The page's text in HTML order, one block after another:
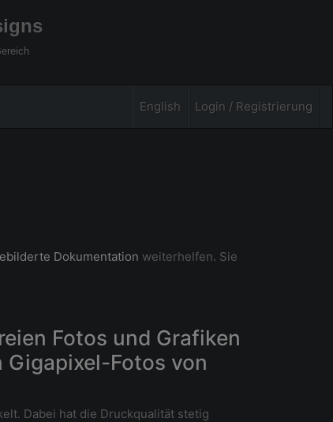
English Login / Registrierung
Dokumentation weiterhelfen. Sie
Fotos und Grafiken
Fotos von
Dabei hat die Druckqualität stetig